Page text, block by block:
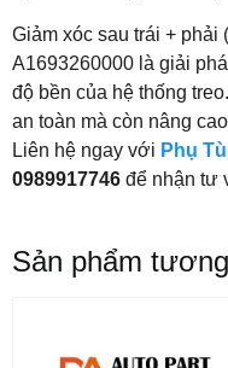
Giảm xóc sau trái + phải
A1693260000 là giải
độ bền của hệ thống
an toàn mà còn nâng
Liên hệ ngay với Phụ
0989917746 để nhận tư
Sản phẩm